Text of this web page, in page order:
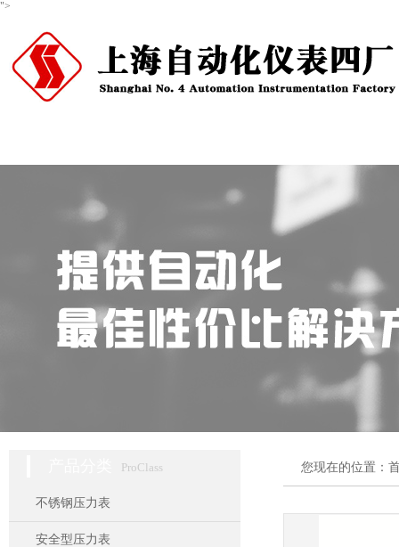
">
ProClass
不锈钢压力表
安全型压力表
您现在的位置：